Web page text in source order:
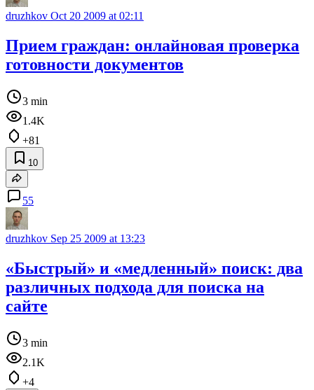
druzhkov Oct 20 2009 at 02:11
Прием граждан: онлайновая проверка
готовности документов
3 min
1.4K
+81
10
55
druzhkov Sep 25 2009 at 13:23
«Быстрый» и «медленный» поиск: два
различных подхода для поиска на
сайте
3 min
2.1K
+4